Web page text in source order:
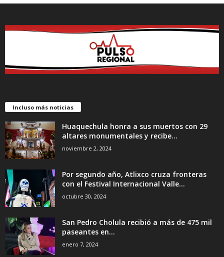
Incluso más noticias
Huaquechula honra a sus muertos con 29
altares monumentales y recibe...
noviembre 2, 2024
Por segundo año, Atlixco cruza fronteras
con el Festival Internacional Valle...
octubre 30, 2024
San Pedro Cholula recibió a más de 475 mil
paseantes en...
enero 7, 2024